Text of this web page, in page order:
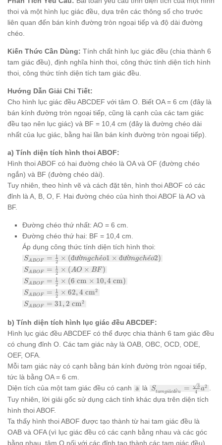
thoi và một hình lục giác đều, dựa trên các thông số cho trước
liên quan đến bán kính đường tròn ngoại tiếp và độ dài đường
chéo.
Kiến Thức Cần Dùng: Tính chất hình lục giác đều (chia thành 6
tam giác đều), định nghĩa hình thoi, công thức tính diện tích hình
thoi, công thức tính diện tích tam giác đều.
Hướng Dẫn Giải Chi Tiết:
Cho hình lục giác đều ABCDEF với tâm O. Biết OA = 6 cm (đây là
bán kính đường tròn ngoại tiếp, cũng là cạnh của các tam giác
đều tạo nên lục giác) và BF = 10,4 cm (đây là đường chéo dài
nhất của lục giác, bằng hai lần bán kính đường tròn ngoại tiếp).
a) Tính diện tích hình thoi ABOF:
Hình thoi ABOF có hai đường chéo là OA và OF (đường chéo
ngắn) và BF (đường chéo dài).
Tuy nhiên, theo hình vẽ và cách đặt tên, hình thoi ABOF có các
đỉnh là A, B, O, F. Hai đường chéo của hình thoi ABOF là AO và
BF.
Đường chéo thứ nhất: AO = 6 cm.
Đường chéo thứ hai: BF = 10,4 cm.
Áp dụng công thức tính diện tích hình thoi:
S_{ABOF}
= \frac{1}
{2} \times
(đường
chéo 1
\times
đường chéo
S A BOF = 2
1 × (đườngche
ˊo1 × đườngche
ˊo2)
S_{ABOF}
= \frac{1}
{2} \times
(AO
\times BF)
S A BOF = 2
1 × (AO × BF)
S_{ABOF}
= \frac{1}
{2} \times
(6 \text{
10,4 \text{
cm})
S A BOF = 2
1 × (6 cm × 10, 4 cm)
S_{ABOF}
= \frac{1}
{2} \times
cm}^2
S A BOF = 2
1 × 62, 4 cm2
S_{ABOF}
\text{
cm}^2
S A BOF = 31, 2 cm2
b) Tính diện tích hình lục giác đều ABCDEF:
Hình lục giác đều ABCDEF có thể được chia thành 6 tam giác đều
có chung đỉnh O. Các tam giác này là OAB, OBC, OCD, ODE,
OEF, OFA.
Mỗi tam giác này có cạnh bằng bán kính đường tròn ngoại tiếp,
tức là bằng OA = 6 cm.
Diện tích của một tam giác đều có cạnh
a là S_{tam giác
đều} =
\frac{\sqrt{3}}
Stamgia
ˊcđe
^
ˋu = 4
3a2 .
Tuy nhiên, lời giải gốc sử dụng cách tính khác dựa trên diện tích
hình thoi ABOF.
Ta thấy hình thoi ABOF được tạo thành từ hai tam giác đều là
OAB và OFA (vì lục giác đều có các cạnh bằng nhau và các góc
bằng nhau, tâm O nối với các đỉnh tạo thành các tam giác đều).